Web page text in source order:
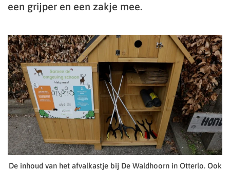
een grijper en een zakje mee.
De inhoud van het afvalkastje bij De Waldhoorn in Otterlo. Ook